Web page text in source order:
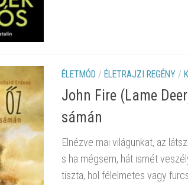
ÉLETMÓD / ÉLETRAJZI REGÉNY /
John Fire (Lame
sámán
Elnézve mai világunkat, az
s ha mégsem, hát ismét
tiszta, hol félelmetes vagy